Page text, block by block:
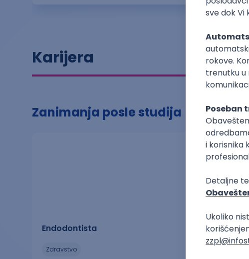
Karijera
Zanimanja posle studija
Endodontista
zdravstvo